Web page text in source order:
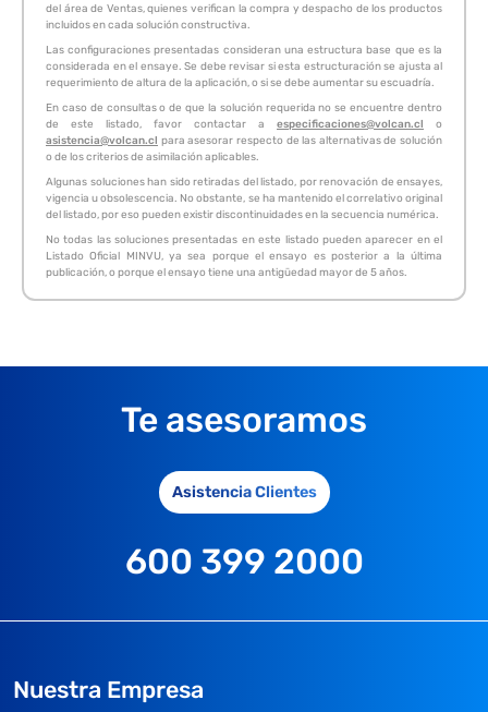
del área de Ventas, quienes verifican la compra y despacho de los productos
incluidos en cada solución constructiva.
Las configuraciones presentadas consideran una estructura base que es la
considerada en el ensaye. Se debe revisar si esta estructuración se ajusta al
requerimiento de altura de la aplicación, o si se debe aumentar su escuadría.
En caso de consultas o de que la solución requerida no se encuentre dentro
de este listado, favor contactar a especificaciones@volcan.cl o
asistencia@volcan.cl para asesorar respecto de las alternativas de solución
o de los criterios de asimilación aplicables.
Algunas soluciones han sido retiradas del listado, por renovación de ensayes,
vigencia u obsolescencia. No obstante, se ha mantenido el correlativo original
del listado, por eso pueden existir discontinuidades en la secuencia numérica.
No todas las soluciones presentadas en este listado pueden aparecer en el
Listado Oficial MINVU, ya sea porque el ensayo es posterior a la última
publicación, o porque el ensayo tiene una antigüedad mayor de 5 años.
Te asesoramos
Asistencia Clientes
600 399 2000
Nuestra Empresa